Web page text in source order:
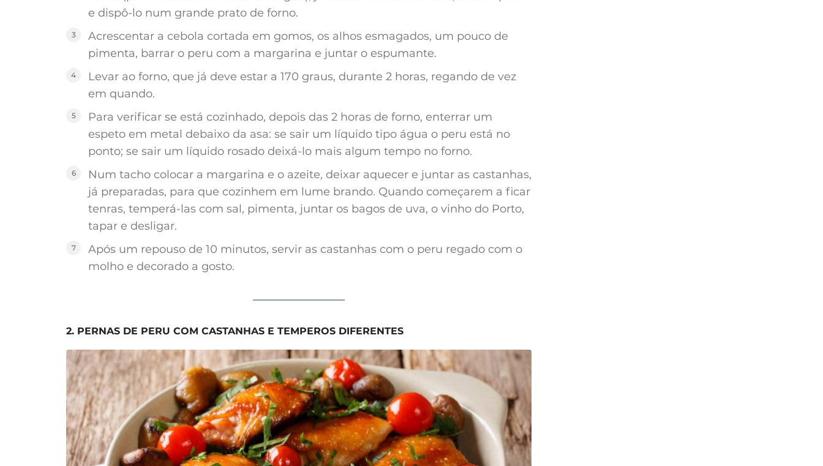
e dispô-lo num grande prato de forno.
Acrescentar a cebola cortada em gomos, os alhos esmagados, um pouco de
pimenta, barrar o peru com a margarina e juntar o espumante.
Levar ao forno, que já deve estar a 170 graus, durante 2 horas, regando de vez
em quando.
Para verificar se está cozinhado, depois das 2 horas de forno, enterrar um
espeto em metal debaixo da asa: se sair um líquido tipo água o peru está no
ponto; se sair um líquido rosado deixá-lo mais algum tempo no forno.
Num tacho colocar a margarina e o azeite, deixar aquecer e juntar as castanhas,
já preparadas, para que cozinhem em lume brando. Quando começarem a ficar
tenras, temperá-las com sal, pimenta, juntar os bagos de uva, o vinho do Porto,
tapar e desligar.
Após um repouso de 10 minutos, servir as castanhas com o peru regado com o
molho e decorado a gosto.
2. PERNAS DE PERU COM CASTANHAS E TEMPEROS DIFERENTES